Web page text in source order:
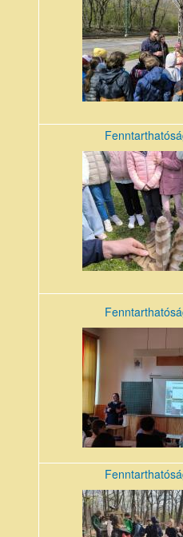
NrgWstoG.jpg
5MgvvNU0.jpg